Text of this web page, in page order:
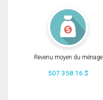
Revenu moyen du ménage
507 358.16 $